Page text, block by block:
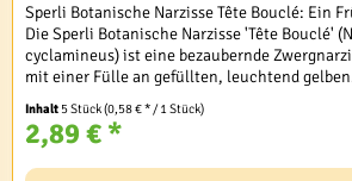
Sperli Botanische Narzisse Tête Bouclé: Ein
Die Sperli Botanische Narzisse 'Tête Bouclé'
cyclamineus) ist eine bezaubernde
mit einer Fülle an gefüllten, leuchtend
Inhalt 5 Stück(0,58 € * / 1 Stück)
2,89 € *